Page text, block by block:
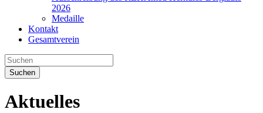
2026
Medaille
Kontakt
Gesamtverein
Suchen
Aktuelles